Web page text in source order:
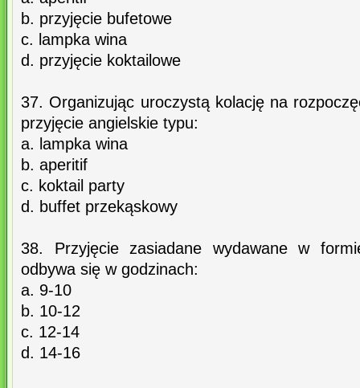
b. przyjęcie bufetowe
c. lampka wina
d. przyjęcie koktailowe
37. Organizując uroczystą kolację na
przyjęcie angielskie typu:
a. lampka wina
b. aperitif
c. koktail party
d. buffet przekąskowy
38. Przyjęcie zasiadane wydawane w
odbywa się w godzinach:
a. 9-10
b. 10-12
c. 12-14
d. 14-16